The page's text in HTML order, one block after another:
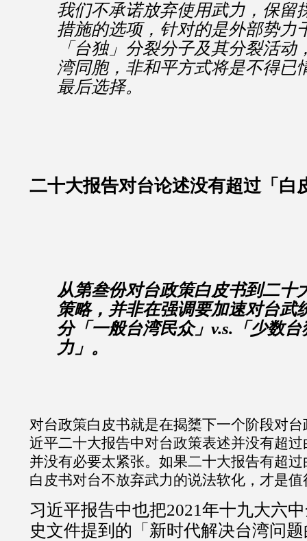
我们不承诺放弃使用武力，保留
措施的选项，针对的是外部势力
「台独」分裂分子及其分裂活动
湾同胞，非和平方式将是不得已
最后选择。
二十大报告对台论述没有超过「白
从第叁份对台政策白皮书到二十
策略，并非在强调要加速对台武
分「一般台湾民众」v.s.「少数
力」。
对台政策白皮书就是在揭橥下一个阶段对
近平二十大报告中对台政策表述并没有超
并没有必要太紧张。如果二十大报告有超
白皮书对台不放弃武力的说法软化，才是
习近平报告中也把2021年十九大六
史文件提到的「新时代解决台湾问